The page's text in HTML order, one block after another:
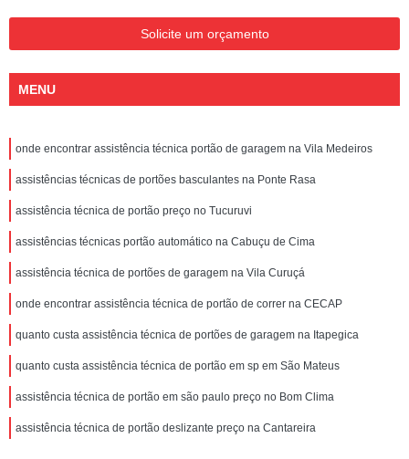
Solicite um orçamento
MENU
onde encontrar assistência técnica portão de garagem na Vila Medeiros
assistências técnicas de portões basculantes na Ponte Rasa
assistência técnica de portão preço no Tucuruvi
assistências técnicas portão automático na Cabuçu de Cima
assistência técnica de portões de garagem na Vila Curuçá
onde encontrar assistência técnica de portão de correr na CECAP
quanto custa assistência técnica de portões de garagem na Itapegica
quanto custa assistência técnica de portão em sp em São Mateus
assistência técnica de portão em são paulo preço no Bom Clima
assistência técnica de portão deslizante preço na Cantareira